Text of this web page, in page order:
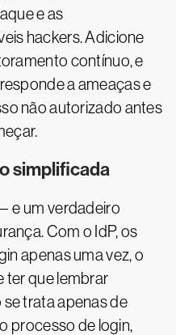
e as
hackers. Adicione
contínuo, e
a ameaças e
não autorizado antes
simplificada
e um verdadeiro
Com o IdP, os
apenas uma vez, o
ter que lembrar
se trata apenas de
processo de login,